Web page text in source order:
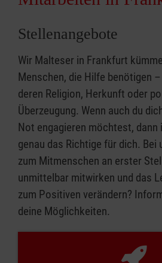
Stellenangebote
Wir Malteser in Frankfurt
Menschen, die Hilfe benötigen
deren Religion, Herkunft oder
Überzeugung. Wenn auch du
Not engagieren möchtest, dann
genau das Richtige für dich. Bei
zum Mitmenschen an erster
unmittelbar mitwirken und das
zum Positiven verändern?
deine Möglichkeiten.